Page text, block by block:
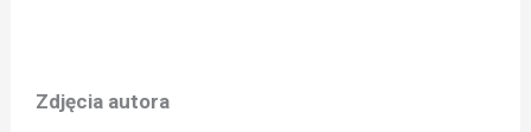
Zdjęcia autora